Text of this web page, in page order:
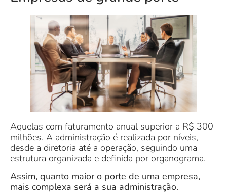
Aquelas com faturamento anual superior a R$ 300
milhões. A administração é realizada por níveis,
desde a diretoria até a operação, seguindo uma
estrutura organizada e definida por organograma.
Assim, quanto maior o porte de uma empresa,
mais complexa será a sua administração.